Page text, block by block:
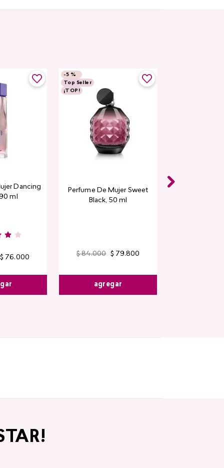
Dancing
ml
$ 76.000
-5 %
Top Seller
¡TOP!
Perfume De Mujer Sweet
Black, 50 ml
$ 84.000 $ 79.800
agregar